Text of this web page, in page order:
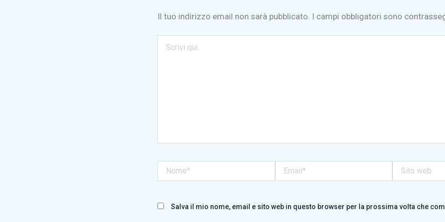
Il tuo indirizzo email non sarà pubblicato. I campi obbligatori sono
qui..
web
Salva il mio nome, email e sito web in questo browser per la prossima volta che